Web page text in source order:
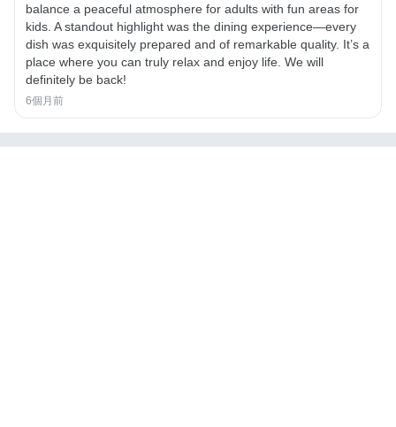
balance a peaceful atmosphere for adults with fun areas for
kids. A standout highlight was the dining experience—every
dish was exquisitely prepared and of remarkable quality. It’s a
place where you can truly relax and enjoy life. We will
definitely be back!
6個月前